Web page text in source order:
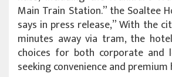
Main Train Station.” the Soaltee
says in press release,” With the
minutes away via tram, the
choices for both corporate and
seeking convenience and